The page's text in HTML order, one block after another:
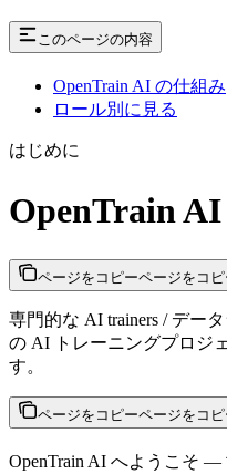
このページの内容
OpenTrain AI の仕組み
ロール別に見る
はじめに
OpenTrain
ページをコピーページをコピ
専門的な AI trainers / デー
の AI トレーニングプロジ
す。
ページをコピーページをコピ
OpenTrain AI へようこそ